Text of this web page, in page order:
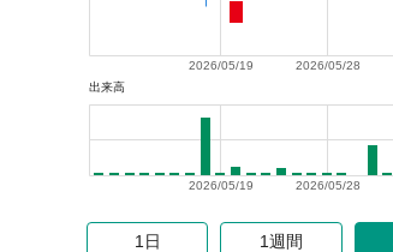
2026/05/28
2026/05/19
出来高
2026/05/28
2026/05/19
1日 1週間